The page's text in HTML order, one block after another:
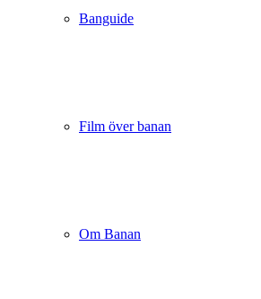
Banguide
Film över banan
Om Banan